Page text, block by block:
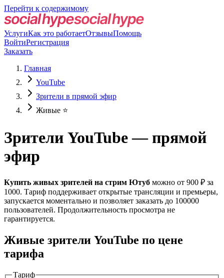
Перейти к содержимому
УслугиКак это работаетОтзывыПомощь
ВойтиРегистрация
Заказать
Главная
YouTube
Зрители в прямой эфир
Живые ⭐️
Зрители YouTube — прямой
эфир
Купить живых зрителей на стрим Ютуб можно от 900 ₽ за
1000. Тариф поддерживает открытые трансляции и премьеры,
запускается моментально и позволяет заказать до 100000
пользователей. Продолжительность просмотра не
гарантируется.
Живые зрители YouTube по цене
тарифа
Тариф